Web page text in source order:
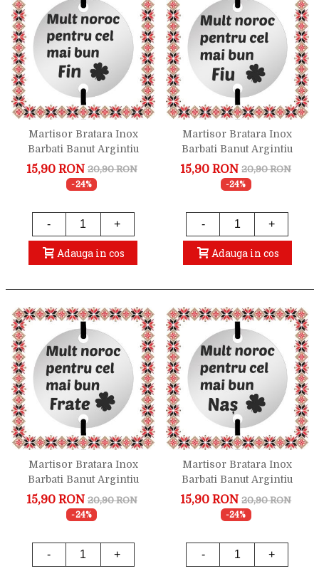
Martisor Bratara Inox
Barbati Banut Argintiu
Mult Noroc Fin
15,90 RON 20,90 RON
-24%
- +
Adauga in cos
Martisor Bratara Inox
Barbati Banut Argintiu
Mult Noroc Fiu
15,90 RON 20,90 RON
-24%
- +
Adauga in cos
Martisor Bratara Inox
Barbati Banut Argintiu
Mult Noroc Bun Frate
15,90 RON 20,90 RON
-24%
- +
Martisor Bratara Inox
Barbati Banut Argintiu
Mult Noroc Bun Nas
15,90 RON 20,90 RON
-24%
- +